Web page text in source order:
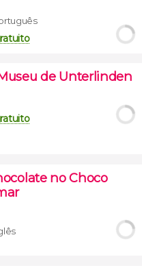
de Unterlinden
no Choco